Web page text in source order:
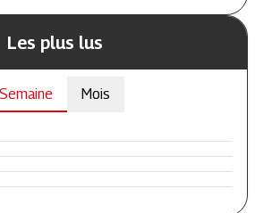
Les plus lus
Semaine Mois